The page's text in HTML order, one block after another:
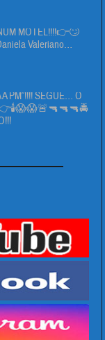
MOTEL!!!!👉🙄
Valeriano…
SEGUE… O